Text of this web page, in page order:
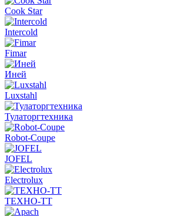
Cook Star
Intercold
Fimar
Иней
Luxstahl
Тулаторгтехника
Robot-Coupe
JOFEL
Electrolux
ТЕХНО-ТТ